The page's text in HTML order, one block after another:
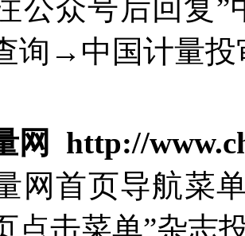
公众号后回复
询→中国计量投
网 http://
网首页导航菜
点击菜单”杂志